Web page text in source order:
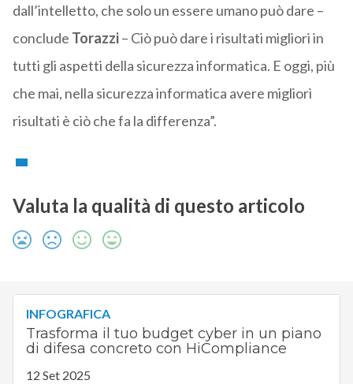
dall’intelletto, che solo un essere umano può dare –
conclude Torazzi– Ciò può dare i risultati migliori in
tutti gli aspetti della sicurezza informatica. E oggi, più
che mai, nella sicurezza informatica avere migliori
risultati è ciò che fa la differenza”.
Valuta la qualità di questo articolo
INFOGRAFICA
Trasforma il tuo budget cyber in un piano
di difesa concreto con HiCompliance
12 Set 2025